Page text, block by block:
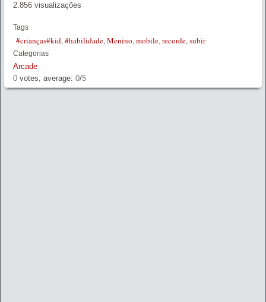
2.856 visualizações
Tags
#crianças#kid,#habilidade,Menino,mobile,recorde,subir
Categorias
Arcade
0 votes, average: 0/5